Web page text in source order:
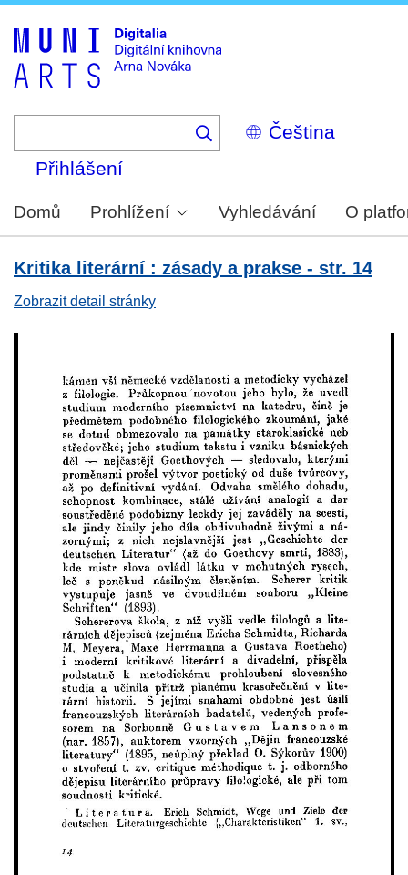
Select
your
Přihlášení
Domů Prohlížení Vyhledávání O
Kritika literární : zásady a prakse - str. 14
Zobrazit detail stránky